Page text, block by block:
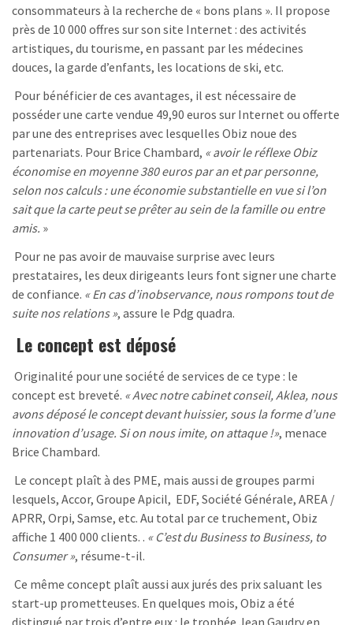
consommateurs à la recherche de « bons plans ». Il propose
près de 10 000 offres sur son site Internet : des activités
artistiques, du tourisme, en passant par les médecines
douces, la garde d’enfants, les locations de ski, etc.
Pour bénéficier de ces avantages, il est nécessaire de
posséder une carte vendue 49,90 euros sur Internet ou offerte
par une des entreprises avec lesquelles Obiz noue des
partenariats. Pour Brice Chambard, « avoir le réflexe Obiz
économise en moyenne 380 euros par an et par personne,
selon nos calculs : une économie substantielle en vue si l’on
sait que la carte peut se prêter au sein de la famille ou entre
amis. »
Pour ne pas avoir de mauvaise surprise avec leurs
prestataires, les deux dirigeants leurs font signer une charte
de confiance. « En cas d’inobservance, nous rompons tout de
suite nos relations », assure le Pdg quadra.
Le concept est déposé
Originalité pour une société de services de ce type : le
concept est breveté. « Avec notre cabinet conseil, Aklea, nous
avons déposé le concept devant huissier, sous la forme d’une
innovation d’usage. Si on nous imite, on attaque !», menace
Brice Chambard.
Le concept plaît à des PME, mais aussi de groupes parmi
lesquels, Accor, Groupe Apicil, EDF, Société Générale, AREA /
APRR, Orpi, Samse, etc. Au total par ce truchement, Obiz
affiche 1 400 000 clients. . « C’est du Business to Business, to
Consumer », résume-t-il.
Ce même concept plaît aussi aux jurés des prix saluant les
start-up prometteuses. En quelques mois, Obiz a été
distingué par trois d’entre eux : le trophée Jean Gaudry en